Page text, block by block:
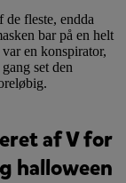
fleste, endda
bar på en helt
en konspirator,
set den
af V for
halloween